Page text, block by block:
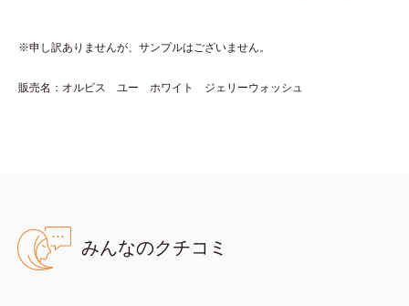
120g（医薬部外品）
せ、顔全体になじませて洗い流してください。
使用目安：大きめのパール１粒程度
※申し訳ありませんが、サンプルはございません。
販売名：オルビス ユー ホワイト ジェリーウォッシュ
みんなのクチコミ